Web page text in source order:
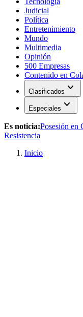
Judicial
Política
Entretenimiento
Mundo
Multimedia
Opinión
500 Empresas
Contenido en
Clasificados expand_more
Especiales expand_more
Es noticia:Posesión en
Resistencia
Inicio